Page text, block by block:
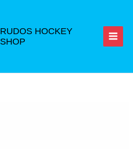
RUDOS HOCKEY
SHOP